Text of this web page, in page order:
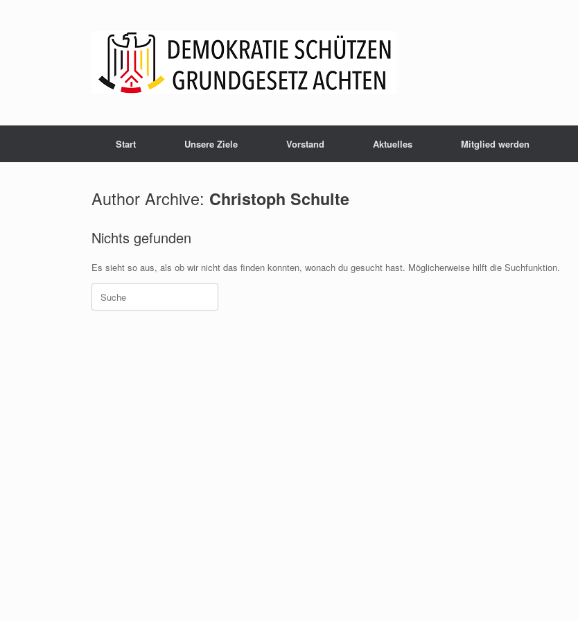
Start Unsere Ziele Vorstand Aktuelles Mitglied werden
Author Archive: Christoph Schulte
Nichts gefunden
Es sieht so aus, als ob wir nicht das finden konnten, wonach du gesucht hast. Möglicherweise hilft die Suchfunktion.
Suche
nach: